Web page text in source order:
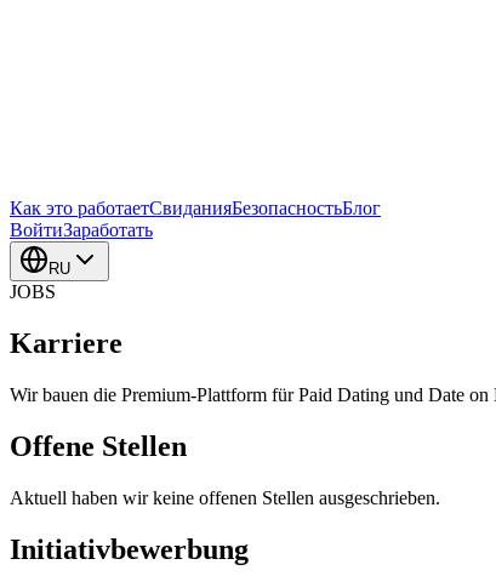
Как это работаетСвиданияБезопасностьБлог
ВойтиЗаработать
RU
JOBS
Karriere
Wir bauen die Premium-Plattform für Paid Dating und Date
Offene Stellen
Aktuell haben wir keine offenen Stellen ausgeschrieben.
Initiativbewerbung